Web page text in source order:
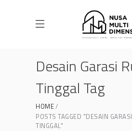
Desain Garasi
Tinggal Tag
HOME
POSTS TAGGED "DESAIN
TINGGAL"